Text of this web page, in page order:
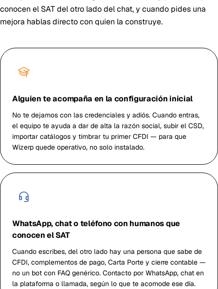
conocen el SAT del otro lado del chat, y cuando pides una
mejora hablas directo con quien la construye.
Alguien te acompaña en la configuración inicial
No te dejamos con las credenciales y adiós. Cuando entras,
el equipo te ayuda a dar de alta la razón social, subir el CSD,
importar catálogos y timbrar tu primer CFDI — para que
Wizerp quede operativo, no solo instalado.
WhatsApp, chat o teléfono con humanos que
conocen el SAT
Cuando escribes, del otro lado hay una persona que sabe de
CFDI, complementos de pago, Carta Porte y cierre contable —
no un bot con FAQ genérico. Contacto por WhatsApp, chat en
la plataforma o llamada, según lo que te acomode ese día.